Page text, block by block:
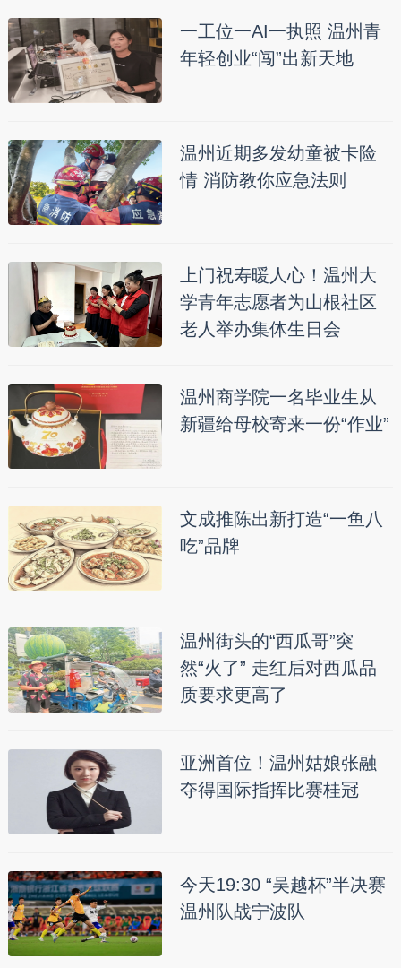
一工位一AI一执照 温州青
年轻创业“闯”出新天地
温州近期多发幼童被卡险
情 消防教你应急法则
上门祝寿暖人心！温州大
学青年志愿者为山根社区
老人举办集体生日会
温州商学院一名毕业生从
新疆给母校寄来一份“作业”
文成推陈出新打造“一鱼八
吃”品牌
温州街头的“西瓜哥”突
然“火了” 走红后对西瓜品
质要求更高了
亚洲首位！温州姑娘张融
夺得国际指挥比赛桂冠
今天19:30 “吴越杯”半决赛
温州队战宁波队